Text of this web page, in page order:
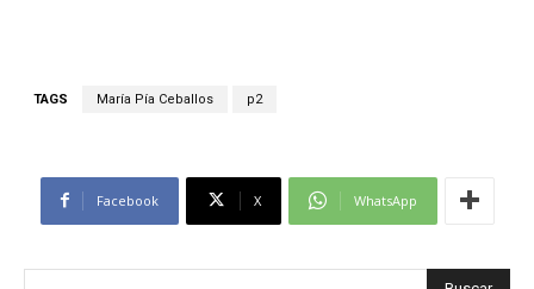
TAGS María Pía Ceballos p2
Facebook X WhatsApp